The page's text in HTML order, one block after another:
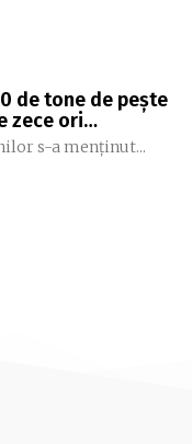
de tone de peşte
zece ori…
s-a menţinut...